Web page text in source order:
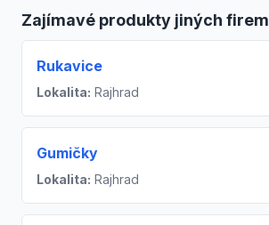
Zajímavé produkty jiných firem
Rukavice
Lokalita: Rajhrad
Gumičky
Lokalita: Rajhrad